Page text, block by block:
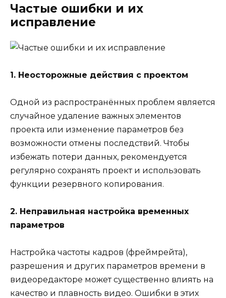
Частые ошибки и их
исправление
1. Неосторожные действия с проектом
Одной из распространённых проблем является
случайное удаление важных элементов
проекта или изменение параметров без
возможности отмены последствий. Чтобы
избежать потери данных, рекомендуется
регулярно сохранять проект и использовать
функции резервного копирования.
2. Неправильная настройка временных
параметров
Настройка частоты кадров (фреймрейта),
разрешения и других параметров времени в
видеоредакторе может существенно влиять на
качество и плавность видео. Ошибки в этих